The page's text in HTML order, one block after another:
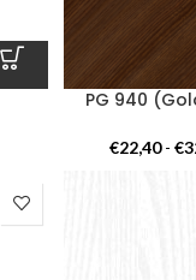
PG 940
€22,40- €